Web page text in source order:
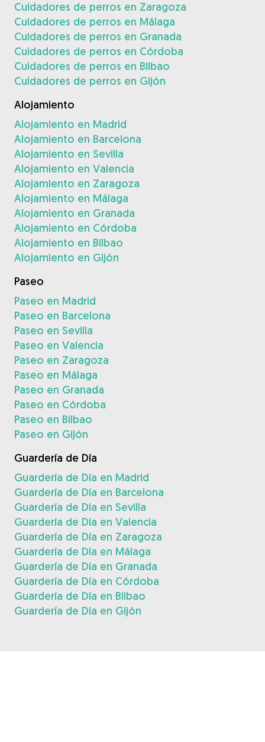
Cuidadores de perros en Zaragoza
Cuidadores de perros en Málaga
Cuidadores de perros en Granada
Cuidadores de perros en Córdoba
Cuidadores de perros en Bilbao
Cuidadores de perros en Gijón
Alojamiento
Alojamiento en Madrid
Alojamiento en Barcelona
Alojamiento en Sevilla
Alojamiento en Valencia
Alojamiento en Zaragoza
Alojamiento en Málaga
Alojamiento en Granada
Alojamiento en Córdoba
Alojamiento en Bilbao
Alojamiento en Gijón
Paseo
Paseo en Madrid
Paseo en Barcelona
Paseo en Sevilla
Paseo en Valencia
Paseo en Zaragoza
Paseo en Málaga
Paseo en Granada
Paseo en Córdoba
Paseo en Bilbao
Paseo en Gijón
Guardería de Día
Guardería de Día en Madrid
Guardería de Día en Barcelona
Guardería de Día en Sevilla
Guardería de Día en Valencia
Guardería de Día en Zaragoza
Guardería de Día en Málaga
Guardería de Día en Granada
Guardería de Día en Córdoba
Guardería de Día en Bilbao
Guardería de Día en Gijón